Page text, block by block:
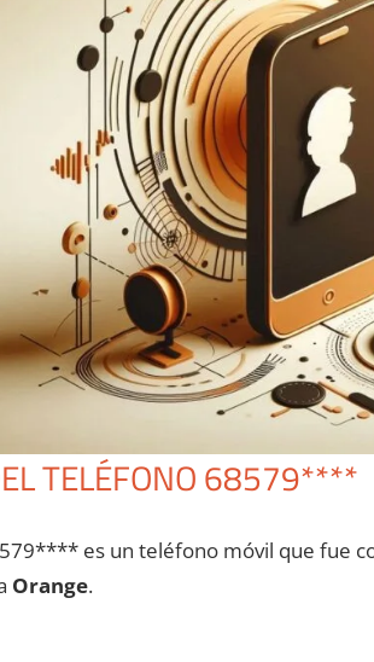
TELÉFONO 68579****
es un teléfono móvil quе fue
Orange.